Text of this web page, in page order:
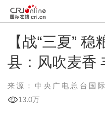
【战“三夏”
县：风吹麦香
来源：中央广电总台国
13.0万